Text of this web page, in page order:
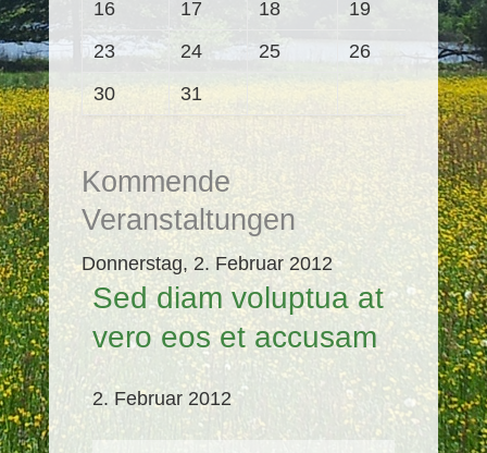
16
17 18 19
20
23
24 25 26
27
30
31
Kommende
Veranstaltungen
Donnerstag, 2. Februar 2012
Sed diam voluptua at
vero eos et accusam
2. Februar 2012